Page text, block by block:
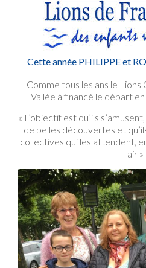
Cette année PHILIPPE et
Comme tous les ans le Lions
Vallée à financé le départ
« L’objectif est qu’ils
de belles découvertes et
collectives qui les attendent,
air »